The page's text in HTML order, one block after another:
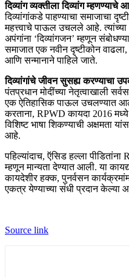
दिव्यांग व्यक्तीला दिव्यांग म्हणण्याचे
दिव्यांगांकडे पाहण्याचा समाजाचा
महत्त्वाचे पाऊल उचलले आहे. त्यांच्या
अपंगांना ‘दिव्यांगजन’ म्हणून
समाजात एक नवीन दृष्टीकोन वाढला,
आणि सन्मानाने पाहिले जाते.
दिव्यांगांचे जीवन सुसह्य करण्याचा
पंतप्रधान मोदींच्या नेतृत्वाखाली
एक ऐतिहासिक पाऊल उचलण्यात आले.
करताना, RPWD कायदा 2016
विशिष्ट भाषा शिकण्याची अक्षमता
आहे.
पहिल्यांदाच, ऍसिड हल्ला
म्हणून मान्यता देण्यात आली. या
कायदेशीर हक्क, पुनर्वसन
एकत्र येण्याच्या संधी प्रदान केल्या
Source link